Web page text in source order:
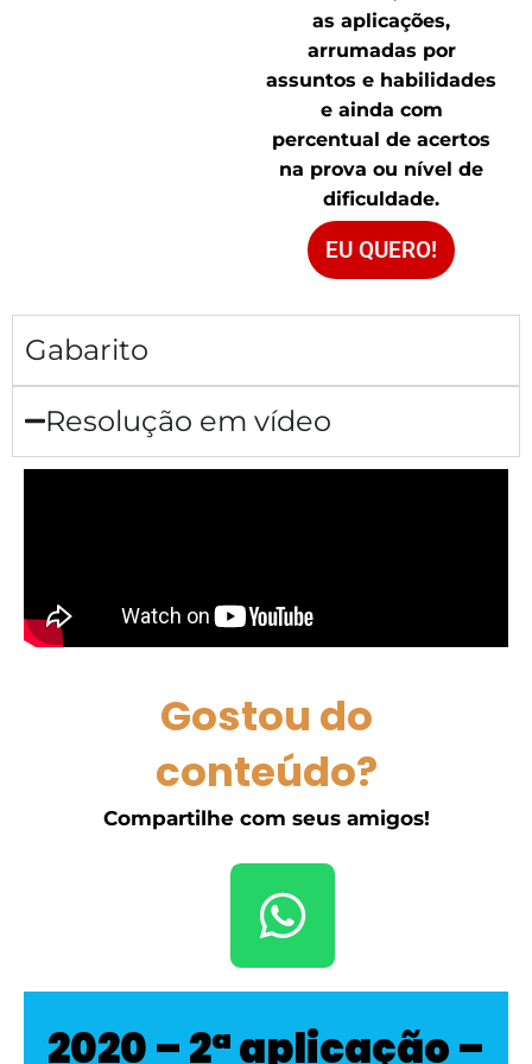
as aplicações,
arrumadas por
assuntos e habilidades
e ainda com
percentual de acertos
na prova ou nível de
dificuldade.
EU QUERO!
Gabarito
Resolução em vídeo
Gostou do
conteúdo?
Compartilhe com seus amigos!
2020 – 2ª aplicação –